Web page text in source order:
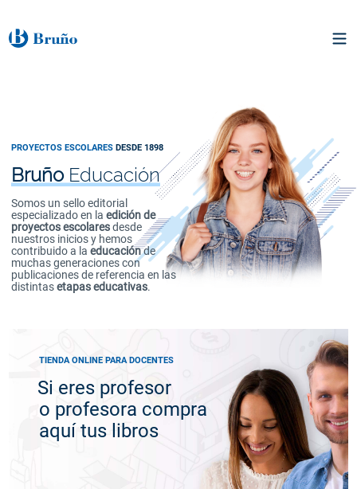
PROYECTOS ESCOLARES DESDE 1898
BruñoEducación
Somos un sello editorial
especializado en laedición de
proyectos escolaresdesde
nuestros inicios y hemos
contribuido a laeducaciónde
muchas generaciones con
publicaciones de referencia en las
distintasetapas educativas.
TIENDA ONLINE PARA DOCENTES
Si eres profesor
o profesora compra
aquí tus libros